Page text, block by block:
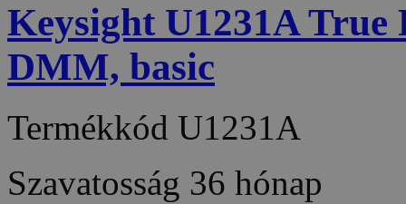
Keysight U1231A True
DMM, basic
Termékkód U1231A
Szavatosság 36 hónap